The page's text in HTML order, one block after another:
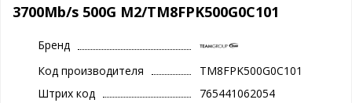
3700Mb/s 500G M2/TM8FPK500G0C101
Бренд
Код производителя
TM8FPK500G0C101
Штрих код
765441062054